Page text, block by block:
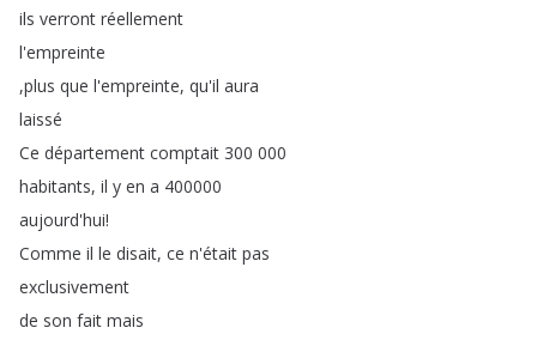
ils verront réellement
l'empreinte
,plus que l'empreinte, qu'il aura
laissé
Ce département comptait 300 000
habitants, il y en a 400000
aujourd'hui!
Comme il le disait, ce n'était pas
exclusivement
de son fait mais